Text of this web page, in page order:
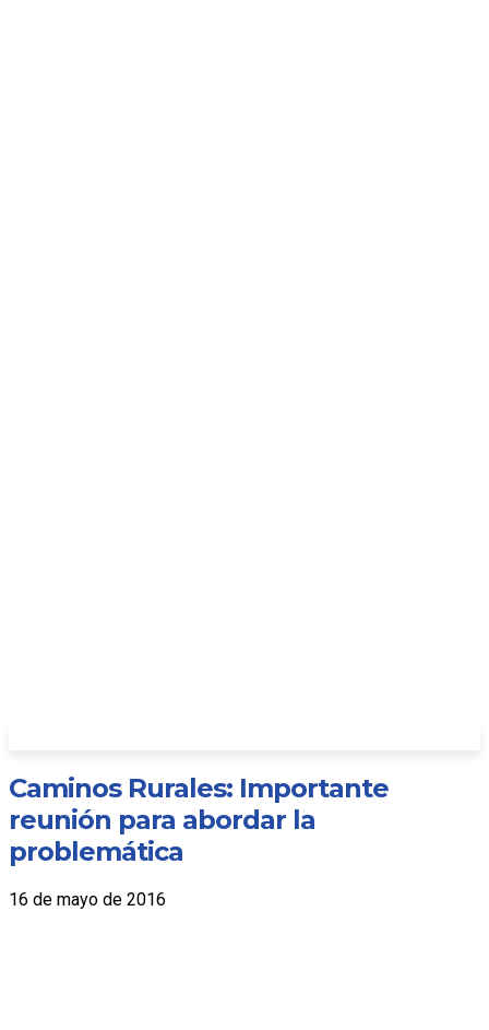
Caminos Rurales: Importante
reunión para abordar la
problemática
16 de mayo de 2016